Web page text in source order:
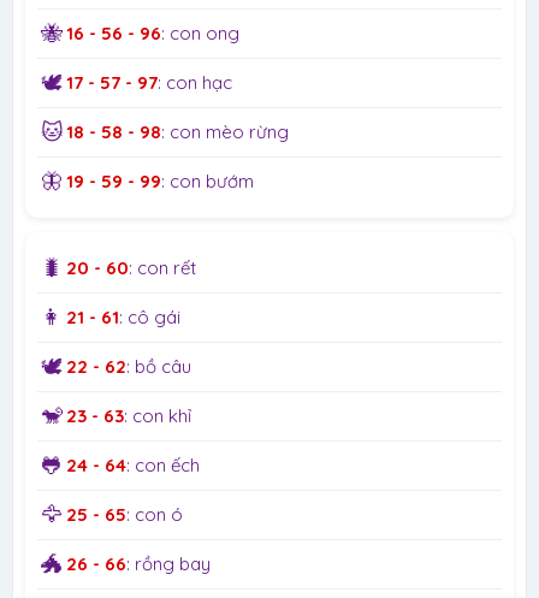
🐝16 - 56 - 96: con ong
🕊️17 - 57 - 97: con hạc
🐱18 - 58 - 98: con mèo rừng
🦋 19 - 59 - 99: con bướm
🐛 20 - 60: con rết
👩 21 - 61: cô gái
🕊️ 22 - 62: bồ câu
🐒 23 - 63: con khỉ
🐸 24 - 64: con ếch
🦅 25 - 65: con ó
🐲 26 - 66: rồng bay